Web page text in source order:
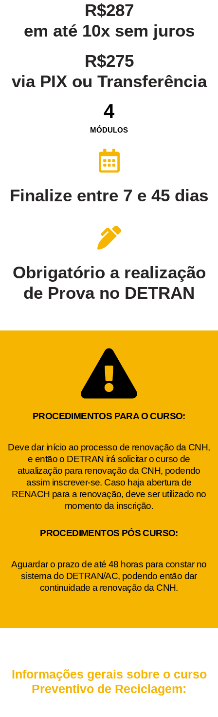
R$287
em até 10x sem juros
R$275
via PIX ou Transferência
MÓDULOS
4
Finalize entre 7 e 45 dias
Obrigatório a realização
de Prova no DETRAN
PROCEDIMENTOS PARA O CURSO:
Deve dar início ao processo de renovação da CNH,
e então o DETRAN irá solicitar o curso de
atualização para renovação da CNH, podendo
assim inscrever-se. Caso haja abertura de
RENACH para a renovação, deve ser utilizado no
momento da inscrição.
PROCEDIMENTOS PÓS CURSO:
Aguardar o prazo de até 48 horas para constar no
sistema do DETRAN/AC, podendo então dar
continuidade a renovação da CNH.
Informações gerais sobre o curso
Preventivo de Reciclagem: